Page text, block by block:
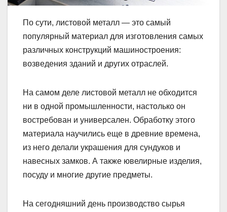
По сути, листовой металл — это самый
популярный материал для изготовления самых
различных конструкций машиностроения:
возведения зданий и других отраслей.
На самом деле листовой металл не обходится
ни в одной промышленности, настолько он
востребован и универсален. Обработку этого
материала научились еще в древние времена,
из него делали украшения для сундуков и
навесных замков. А также ювелирные изделия,
посуду и многие другие предметы.
На сегодняшний день производство сырья